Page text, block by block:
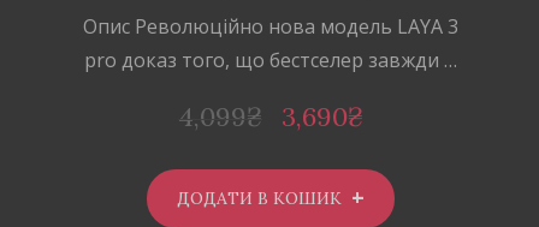
Опис Революційно нова модель LAYA 3
pro доказ того, що бестселер завжди …
4,099₴ 3,690₴
ДОДАТИ В КОШИК